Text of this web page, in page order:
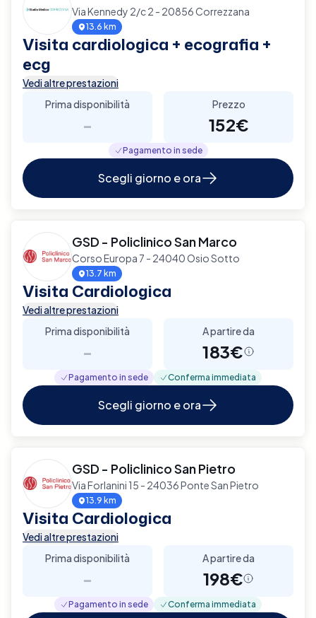
Via Kennedy 2/c 2 - 20856 Correzzana
13.6 km
Visita cardiologica + ecografia +
ecg
Vedi altre prestazioni
Prima disponibilità
-
Prezzo
152€
Pagamento in sede
Scegli giorno e ora
GSD - Policlinico San Marco
Corso Europa 7 - 24040 Osio Sotto
13.7 km
Visita Cardiologica
Vedi altre prestazioni
Prima disponibilità
-
A partire da
183€
Pagamento in sede Conferma immediata
Scegli giorno e ora
GSD - Policlinico San Pietro
Via Forlanini 15 - 24036 Ponte San Pietro
13.9 km
Visita Cardiologica
Vedi altre prestazioni
Prima disponibilità
-
A partire da
198€
Pagamento in sede Conferma immediata